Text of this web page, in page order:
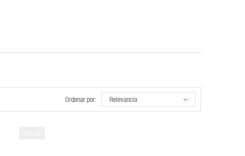
Ordenar por: Relevancia